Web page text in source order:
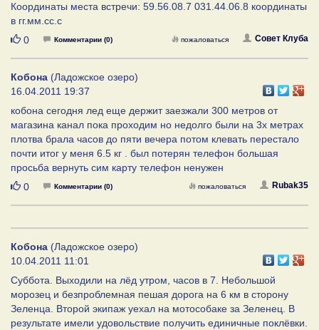
Координаты места встречи: 59.56.08.7 031.44.06.8 координаты
в гг.мм.сс.с
Нравится
0 Комментарии (0) Совет Клуба
пожаловаться
Кобона (Ладожское озеро)
16.04.2011 19:37
кобона сегодня лед еще держит заезжали 300 метров от
магазина канал пока проходим но недолго были на 3х метрах
плотва брала часов до пяти вечера потом клевать перестало
почти итог у меня 6.5 кг . был потерян телефон большая
просьба вернуть сим карту телефон ненужен
Нравится
0 Комментарии (0) Rubak35
пожаловаться
Кобона (Ладожское озеро)
10.04.2011 11:01
Суббота. Выходили на лёд утром, часов в 7. Небольшой
морозец и безпроблемная пешая дорога на 6 км в сторону
Зеленца. Второй экипаж уехал на мотособаке за Зеленец. В
результате имели удовольствие получить единичные поклёвки.